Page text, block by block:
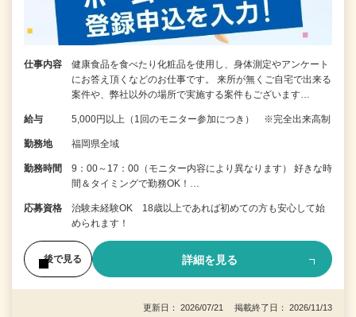
仕事内容
健康食品を食べたり化粧品を使用し、身体測定やアンケート
にお答え頂くなどのお仕事です。 来所が無くご自宅で出来る
案件や、弊社以外の場所で実施する案件もございます…
給与 5,000円以上（1回のモニター参加につき） ※完全出来高制
勤務地 福岡県全域
勤務時間
9：00～17：00（モニター内容により異なります） 好きな時
間＆タイミングで勤務OK！…
応募資格
治験未経験OK 18歳以上であれば初めての方も安心して始
められます！
後で見る 詳細を見る
更新日： 2026/07/21 掲載終了日： 2026/11/13